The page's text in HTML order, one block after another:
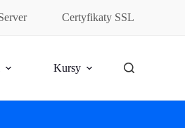
Certyfikaty SSL
Kursy